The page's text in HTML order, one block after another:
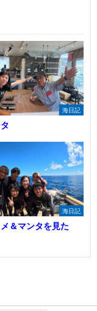
海日記
海日記
＆マンタを見た